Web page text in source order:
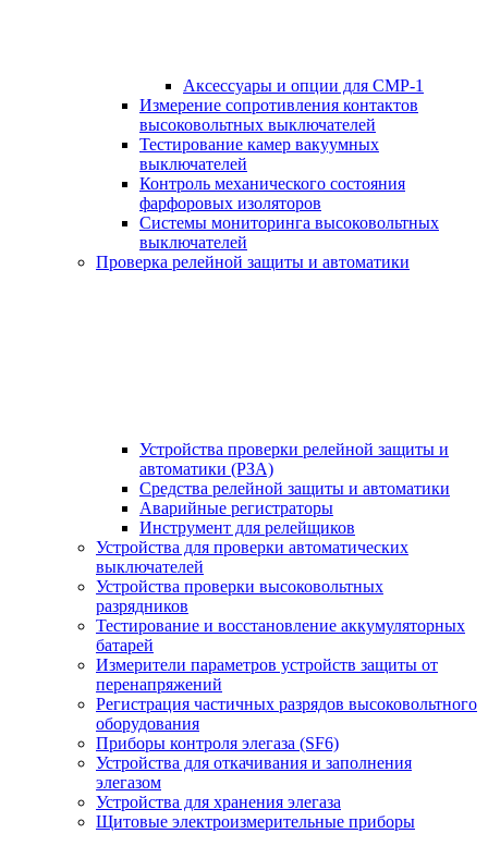
Аксессуары и опции для СМР-1
Измерение сопротивления контактов
высоковольтных выключателей
Тестирование камер вакуумных
выключателей
Контроль механического состояния
фарфоровых изоляторов
Системы мониторинга высоковольтных
выключателей
Проверка релейной защиты и автоматики
Устройства проверки релейной защиты и
автоматики (РЗА)
Средства релейной защиты и автоматики
Аварийные регистраторы
Инструмент для релейщиков
Устройства для проверки автоматических
выключателей
Устройства проверки высоковольтных
разрядников
Тестирование и восстановление аккумуляторных
батарей
Измерители параметров устройств защиты от
перенапряжений
Регистрация частичных разрядов высоковольтного
оборудования
Приборы контроля элегаза (SF6)
Устройства для откачивания и заполнения
элегазом
Устройства для хранения элегаза
Щитовые электроизмерительные приборы